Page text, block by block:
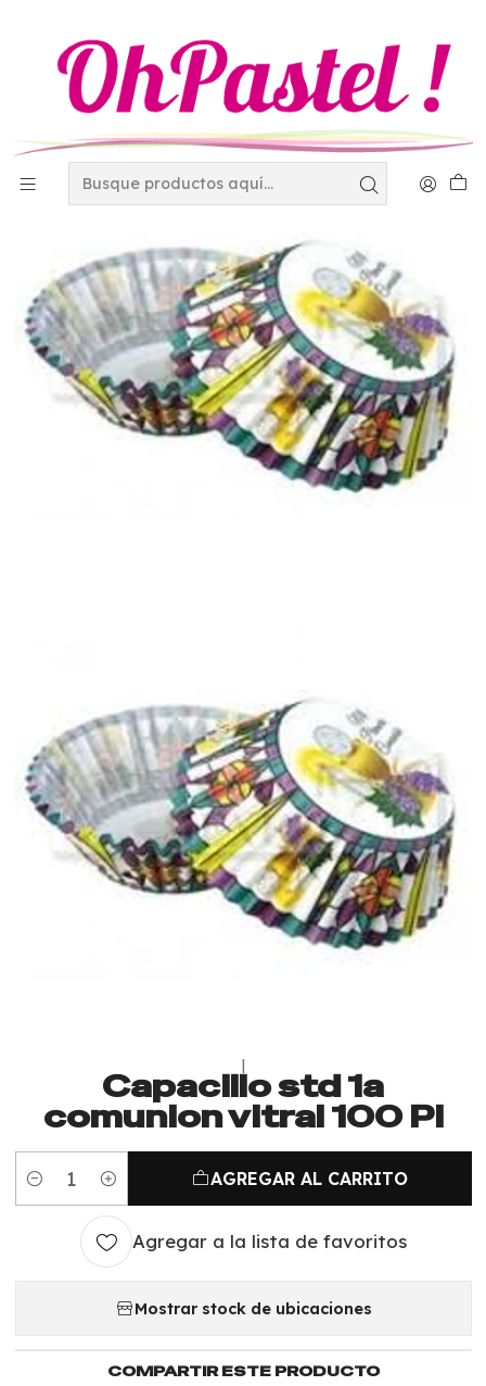
Capacillos con motivos varios
Capacillo std 1a comunion vitral 100 Pi
|
Capacillo std 1a
comunion vitral 100 Pi
Cantidad
AGREGAR AL CARRITO
Agregar a la lista de favoritos
Mostrar stock de ubicaciones
COMPARTIR ESTE PRODUCTO